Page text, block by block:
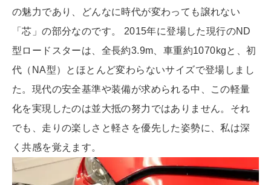
の魅力であり、どんなに時代が変わっても譲れない
「芯」の部分なのです。 2015年に登場した現行のND
型ロードスターは、全長約3.9m、車重約1070kgと、初
代（NA型）とほとんど変わらないサイズで登場しまし
た。現代の安全基準や装備が求められる中、この軽量
化を実現したのは並大抵の努力ではありません。それ
でも、走りの楽しさと軽さを優先した姿勢に、私は深
く共感を覚えます。